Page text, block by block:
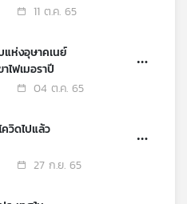
11 ต.ค. 65
แห่งอุษาคเนย์
ไฟเมอราปี
04 ต.ค. 65
วิดไปแล้ว
27 ก.ย. 65